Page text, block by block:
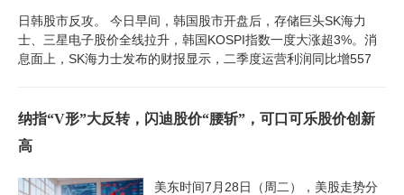
日韩股市反攻。 今日早间，韩国股市开盘后，存储巨头SK海力
士、三星电子股价全线拉升，韩国KOSPI指数一度大涨超3%。消
息面上，SK海力士发布的财报显示，二季度运营利润同比增557
纳指“V形”大反转，闪迪股价“腰斩”，可口可乐股价创新
高
美东时间7月28日（周二），美股走势分